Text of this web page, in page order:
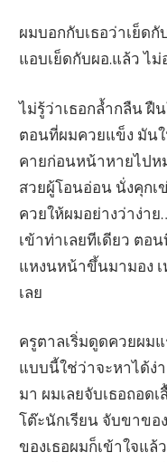
ผมบอกกับเธอว่าเย็ด
แอบเย็ดกับผอ.แล้ว ไ
ไม่รู้ว่าเธอกล้ำกลืน ฝื
ตอนที่ผมควยแข็ง มัน
คายก่อนหน้าหายไปห
สวยผู้โอนอ่อน นั่งคุกเ
ควยให้ผมอย่างว่าง่า
เข้าท่าเลยทีเดียว ตอ
แหงนหน้าขึ้นมามอง เ
เลย
ครูตาลเริ่มดูดควยผม
แบบนี้ใช่ว่าจะหาได้ง่
มา ผมเลยจับเธอถอด
โต๊ะนักเรียน จับขาข
ของเธอผมก็เข้าใจแ